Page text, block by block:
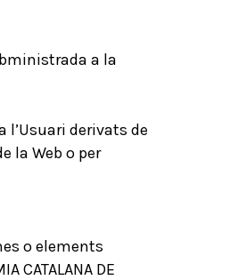
a la
l’Usuari derivats de
la Web o per
o elements
CATALANA DE